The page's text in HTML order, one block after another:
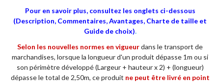
Pour en savoir plus, consultez les onglets ci-dessous
(Description, Commentaires, Avantages, Charte de taille et
Guide de choix).
Selon les nouvelles normes en vigueurdans le transport de
marchandises, lorsque la longueur d'un produit dépasse 1m ou si
son périmètre développé (Largeur + hauteur x 2) + (longueur)
dépasse le total de 2,50m, ce produit ne peut être livré en point